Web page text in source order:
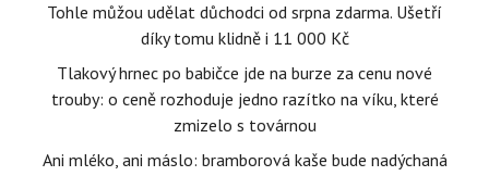
Tohle můžou udělat důchodci od srpna zdarma. Ušetří
díky tomu klidně i 11 000 Kč
Tlakový hrnec po babičce jde na burze za cenu nové
trouby: o ceně rozhoduje jedno razítko na víku, které
zmizelo s továrnou
Ani mléko, ani máslo: bramborová kaše bude nadýchaná